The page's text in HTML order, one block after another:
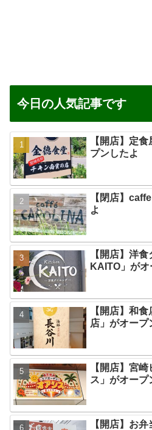
今日の人気記事です
【開店】定
プンしたよ
【閉店】
よ
【開店】洋
KAITO」がオ
【開店】和
店」がオープ
【開店】宮
ス」がオープ
【開店】お